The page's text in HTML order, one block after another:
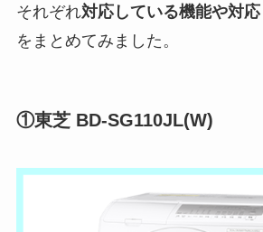
それぞれ対応している機能や対
をまとめてみました。
①東芝 BD-SG110JL(W)